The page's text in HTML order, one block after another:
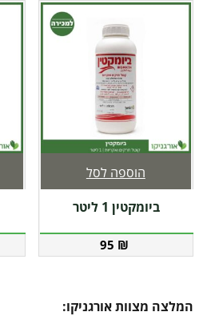
ביומקטין 1 ליטר
95 ₪
הוספה לסל
המלצה מצוות אורגניקו: